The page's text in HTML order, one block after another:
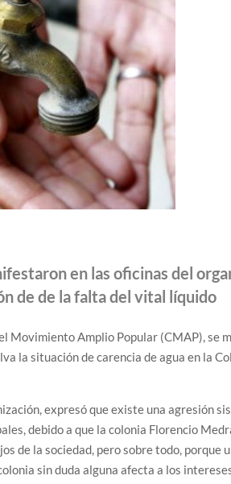
en las oficinas del
de de la falta del vital líquido
Movimiento Amplio Popular (CMAP), se
la situación de carencia de agua en la
expresó que existe una agresión
debido a que la colonia Florencio
de la sociedad, pero sobre todo, porque
sin duda alguna afecta a los